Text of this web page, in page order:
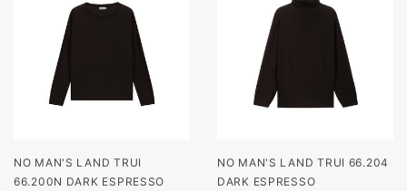
NO MAN'S LAND TRUI
66.200N DARK ESPRESSO
NO MAN'S LAND TRUI 66.204
DARK ESPRESSO